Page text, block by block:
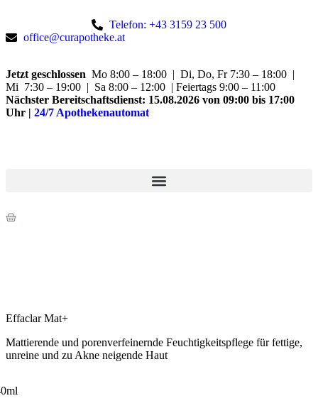
Telefon: +43 3159 23 500
office@curapotheke.at
Jetzt geschlossen Mo 8:00 – 18:00 | Di, Do, Fr 7:30 – 18:00 |
Mi 7:30 – 19:00 | Sa 8:00 – 12:00 | Feiertags 9:00 – 11:00
Nächster Bereitschaftsdienst: 15.08.2026 von 09:00 bis 17:00
Uhr | 24/7 Apothekenautomat
Effaclar Mat+
Mattierende und porenverfeinernde Feuchtigkeitspflege für fettige,
unreine und zu Akne neigende Haut